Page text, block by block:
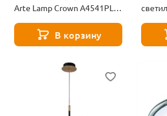
Arte Lamp Crown A4541PL-
В корзину